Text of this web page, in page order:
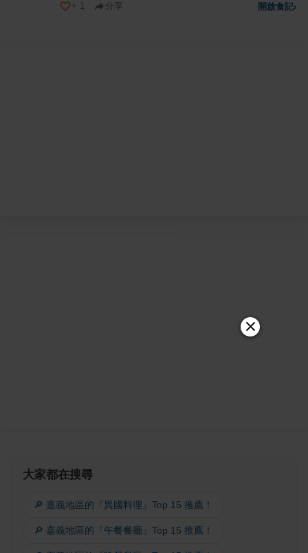
+ 1 分享 開啟食記›
大家都在搜尋
🔎 嘉義地區的『異國料理』Top 15 推薦！
🔎 嘉義地區的『午餐餐廳』Top 15 推薦！